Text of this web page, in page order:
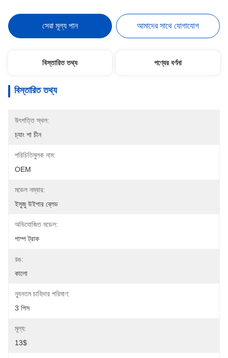
সেরা মূল্য পান আমাদের সাথে যোগাযোগ
বিস্তারিত তথ্য পণ্যের বর্ণনা
বিস্তারিত তথ্য
উৎপত্তি স্থল:
চ্যাং শা চীন
পরিচিতিমুলক নাম:
OEM
মডেল নম্বার:
ইসুজু উইপার ব্লেড
অভিযোজিত মডেল:
পাম্প ট্রাক
রঙ:
কালো
ন্যূনতম চাহিদার পরিমাণ:
3 পিস
মূল্য:
13$